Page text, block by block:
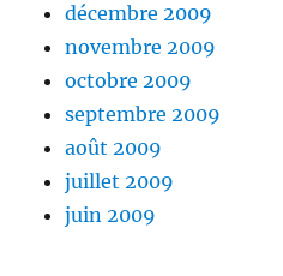
décembre 2009
novembre 2009
octobre 2009
septembre 2009
août 2009
juillet 2009
juin 2009